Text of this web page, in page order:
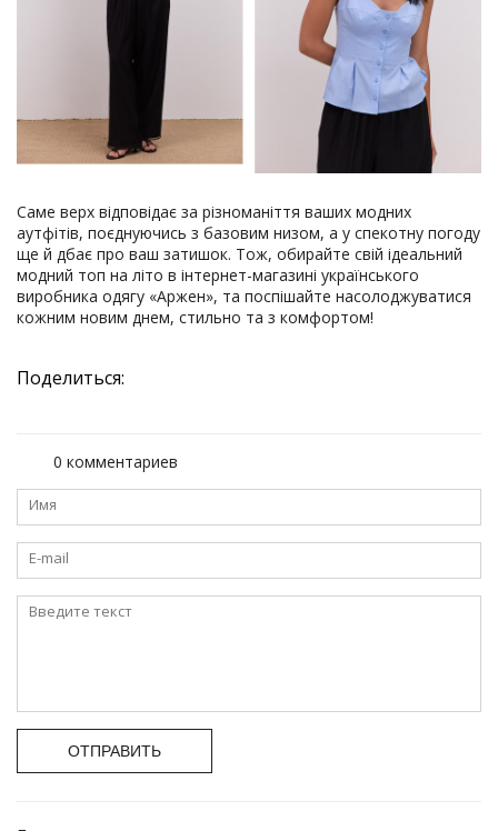
Саме верх відповідає за різноманіття ваших модних
аутфітів, поєднуючись з базовим низом, а у спекотну погоду
ще й дбає про ваш затишок. Тож, обирайте свій ідеальний
модний топ на літо в інтернет-магазині українського
виробника одягу «Аржен», та поспішайте насолоджуватися
кожним новим днем, стильно та з комфортом!
Поделиться:
0 комментариев
ОТПРАВИТЬ